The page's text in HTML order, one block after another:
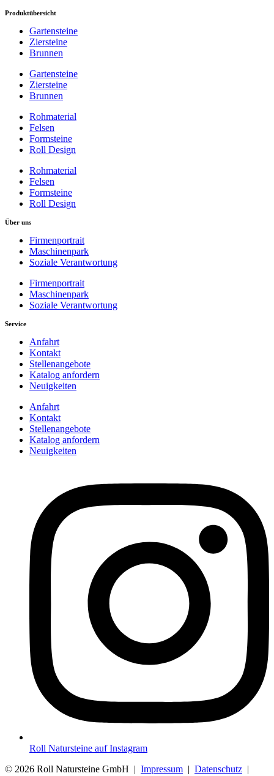
Produktübersicht
Gartensteine
Ziersteine
Brunnen
Gartensteine
Ziersteine
Brunnen
Rohmaterial
Felsen
Formsteine
Roll Design
Rohmaterial
Felsen
Formsteine
Roll Design
Über uns
Firmenportrait
Maschinenpark
Soziale Verantwortung
Firmenportrait
Maschinenpark
Soziale Verantwortung
Service
Anfahrt
Kontakt
Stellenangebote
Katalog anfordern
Neuigkeiten
Anfahrt
Kontakt
Stellenangebote
Katalog anfordern
Neuigkeiten
Roll Natursteine auf Instagram
© 2026 Roll Natursteine GmbH | Impressum | Datenschutz |